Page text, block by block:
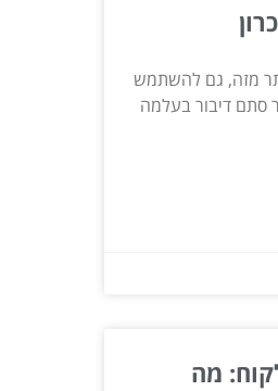
מזה, גם להשתמש
סתם דיבור בעלמה
מה